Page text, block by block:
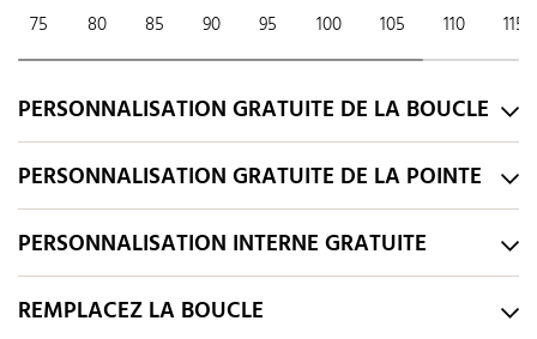
75 80 85 90 95 100 105 110 115
PERSONNALISATION GRATUITE DE LA BOUCLE
PERSONNALISATION GRATUITE DE LA POINTE
PERSONNALISATION INTERNE GRATUITE
REMPLACEZ LA BOUCLE